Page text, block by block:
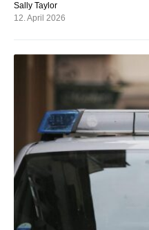
Sally Taylor
12. April 2026